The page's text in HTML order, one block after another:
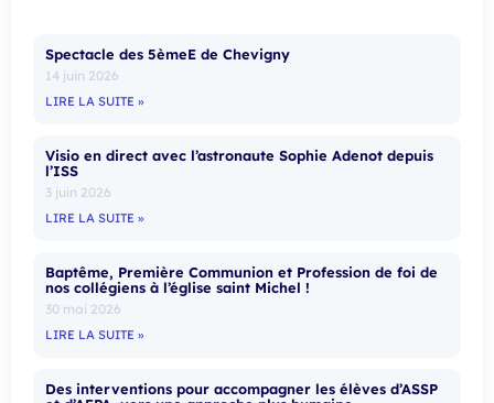
Spectacle des 5èmeE de Chevigny
14 juin 2026
LIRE LA SUITE »
Visio en direct avec l’astronaute Sophie Adenot depuis
l’ISS
3 juin 2026
LIRE LA SUITE »
Baptême, Première Communion et Profession de foi de
nos collégiens à l’église saint Michel !
30 mai 2026
LIRE LA SUITE »
Des interventions pour accompagner les élèves d’ASSP